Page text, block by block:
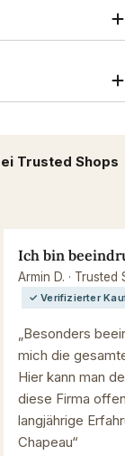
Trusted Shops
Ich bin
Armin D. · Trusted
✓ Verifizierter
„Besonders
mich die
Hier kann man
diese Firma
langjährige
Chapeau“